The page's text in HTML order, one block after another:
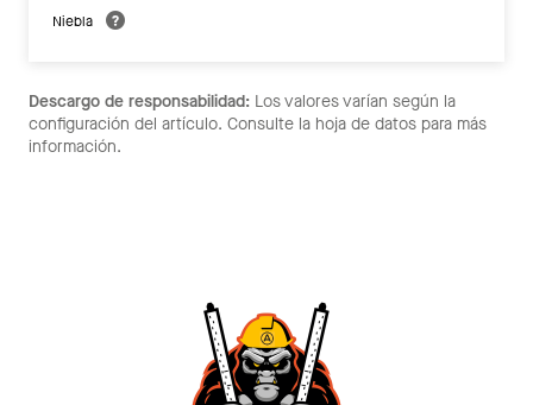
Niebla
Descargo de responsabilidad: Los valores varían según la
configuración del artículo. Consulte la hoja de datos para más
información.